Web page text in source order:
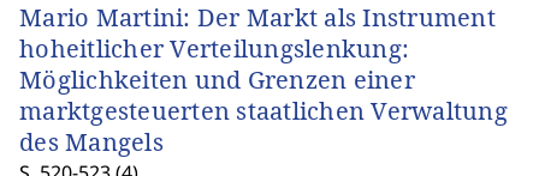
Mario Martini: Der Markt als Instrument
hoheitlicher Verteilungslenkung:
Möglichkeiten und Grenzen einer
marktgesteuerten staatlichen Verwaltung
des Mangels